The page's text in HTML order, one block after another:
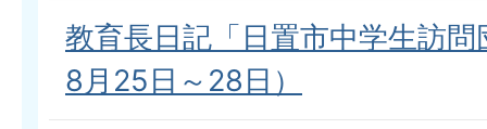
教育長日記「日置市中学生訪
8月25日～28日）